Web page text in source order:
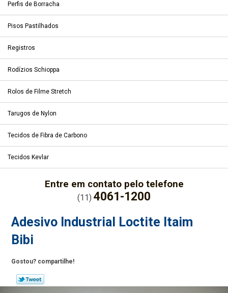
Perfis de Borracha
Pisos Pastilhados
Registros
Rodízios Schioppa
Rolos de Filme Stretch
Tarugos de Nylon
Tecidos de Fibra de Carbono
Tecidos Kevlar
Entre em contato pelo telefone
(11) 4061-1200
Adesivo Industrial Loctite Itaim
Bibi
Gostou? compartilhe!